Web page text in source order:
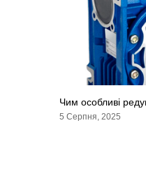
Чим особливі
5 Серпня, 2025